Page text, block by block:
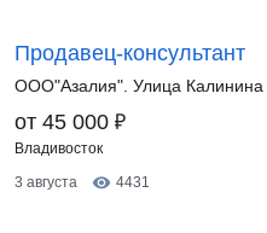
Продавец-консультант
ООО"Азалия". Улица Калинина
от 45 000 ₽
Владивосток
3 августа
4431